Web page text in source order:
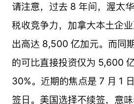
请注意，过去 8 年间，渥太
税收竞争力，加拿大本土企
出高达 8,500 亿加元。而同
的可比直接投资仅为 5,600
30%。近期的焦点是 7 月 1
签日。美国选择不续签，意